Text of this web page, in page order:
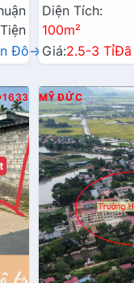
Tiện
Đô→
Diện Tích:
100m²
Giá:2.5-3 TỉĐã
1633 MỸ ĐỨC